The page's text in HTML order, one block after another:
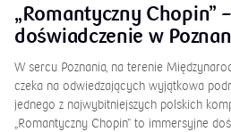
„Romantyczny Chopin”
doświadczenie w
W sercu Poznania, na terenie
czeka na odwiedzających wyjątkowa
jednego z najwybitniejszych polskich
„Romantyczny Chopin” to immersyjne